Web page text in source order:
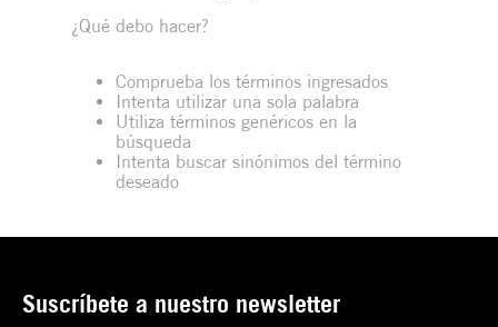
¿Qué debo hacer?
Comprueba los términos ingresados
Intenta utilizar una sola palabra
Utiliza términos genéricos en la
búsqueda
Intenta buscar sinónimos del término
deseado
Suscríbete a nuestro newsletter